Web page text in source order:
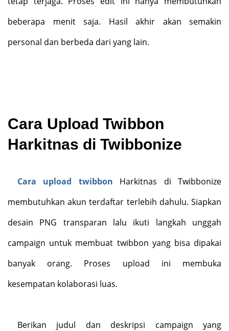
beberapa menit saja. Hasil akhir akan semakin
personal dan berbeda dari yang lain.
Cara Upload Twibbon
Harkitnas di Twibbonize
Cara upload twibbon Harkitnas di Twibbonize
membutuhkan akun terdaftar terlebih dahulu. Siapkan
desain PNG transparan lalu ikuti langkah unggah
campaign untuk membuat twibbon yang bisa dipakai
banyak orang. Proses upload ini membuka
kesempatan kolaborasi luas.
Berikan judul dan deskripsi campaign yang